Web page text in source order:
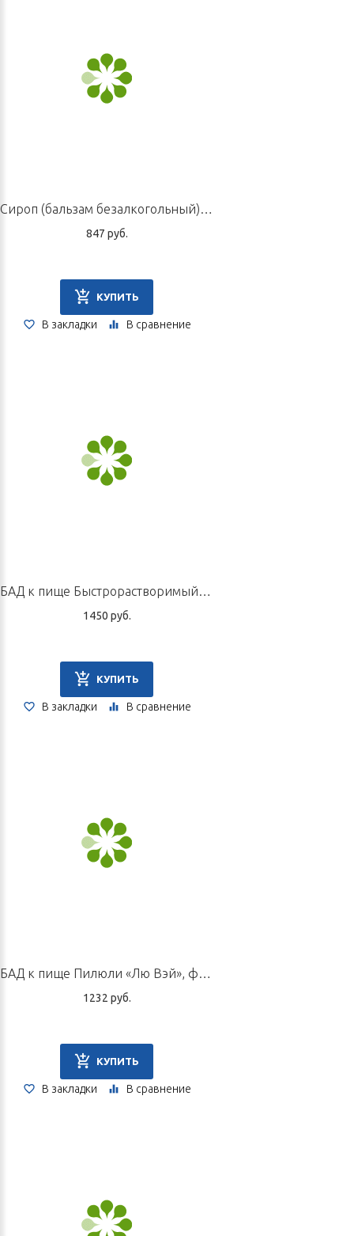
Сироп (бальзам безалкогольный) «Егорий II», 220 мл
847 руб.
КУПИТЬ
В закладки В сравнение
БАД к пище Быстрорастворимый экстракт «Шеншитонг», 10 пакетиков по 15 г
1450 руб.
КУПИТЬ
В закладки В сравнение
БАД к пище Пилюли «Лю Вэй», флакон 60 г
1232 руб.
КУПИТЬ
В закладки В сравнение